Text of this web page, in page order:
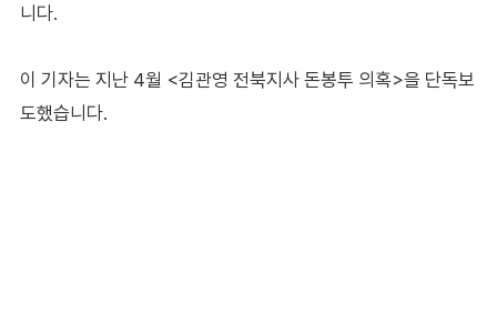
니다.
이 기자는 지난 4월 <김관영 전북지사 돈봉투 의혹>을 단독보
도했습니다.